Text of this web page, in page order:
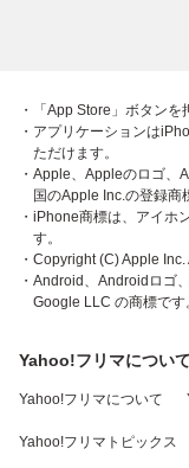
・「App Store」ボタンを
・アプリケーションは
ただけます。
・Apple、Appleのロゴ、
国のApple Inc.の登録商
・iPhone商標は、アイホ
す。
・Copyright (C) Apple
・Android、Androidロゴ
Google LLC の商標です
Yahoo!フリマについて
Yahoo!フリマについて
Yahoo!フリマトピックス